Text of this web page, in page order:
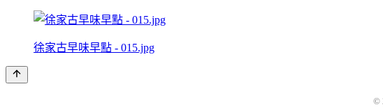
徐家古早味早點 - 015.jpg
©